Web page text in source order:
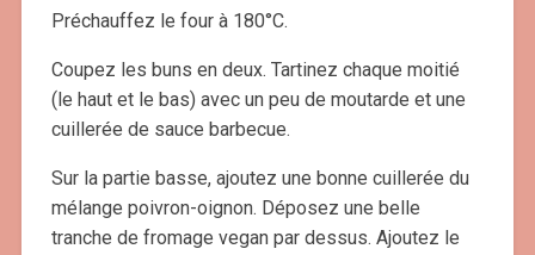
Préchauffez le four à 180°C.
Coupez les buns en deux. Tartinez chaque moitié
(le haut et le bas) avec un peu de moutarde et une
cuillerée de sauce barbecue.
Sur la partie basse, ajoutez une bonne cuillerée du
mélange poivron-oignon. Déposez une belle
tranche de fromage vegan par dessus. Ajoutez le